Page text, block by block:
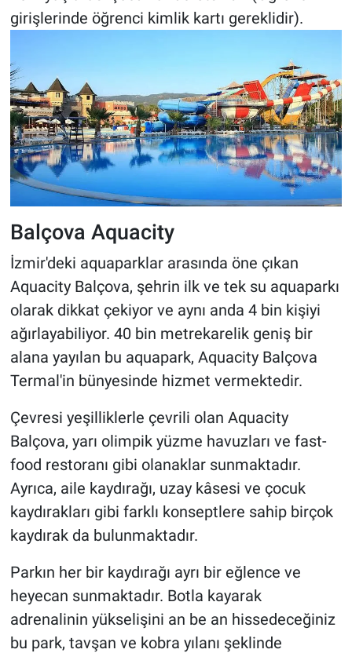
girişlerinde öğrenci kimlik kartı gereklidir).
Balçova Aquacity
İzmir'deki aquaparklar arasında öne çıkan
Aquacity Balçova, şehrin ilk ve tek su aquaparkı
olarak dikkat çekiyor ve aynı anda 4 bin kişiyi
ağırlayabiliyor. 40 bin metrekarelik geniş bir
alana yayılan bu aquapark, Aquacity Balçova
Termal'in bünyesinde hizmet vermektedir.
Çevresi yeşilliklerle çevrili olan Aquacity
Balçova, yarı olimpik yüzme havuzları ve fast-
food restoranı gibi olanaklar sunmaktadır.
Ayrıca, aile kaydırağı, uzay kâsesi ve çocuk
kaydırakları gibi farklı konseptlere sahip birçok
kaydırak da bulunmaktadır.
Parkın her bir kaydırağı ayrı bir eğlence ve
heyecan sunmaktadır. Botla kayarak
adrenalinin yükselişini an be an hissedeceğiniz
bu park, tavşan ve kobra yılanı şeklinde